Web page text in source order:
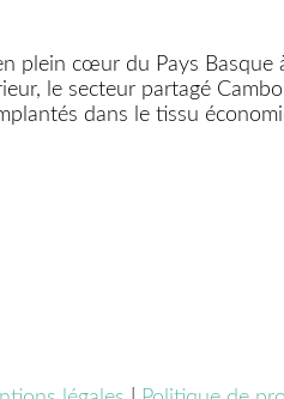
plein cœur du Pays Basque
le secteur partagé
dans le tissu